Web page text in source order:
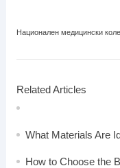
Национален медицински
Related Articles
What Materials Are
How to Choose the